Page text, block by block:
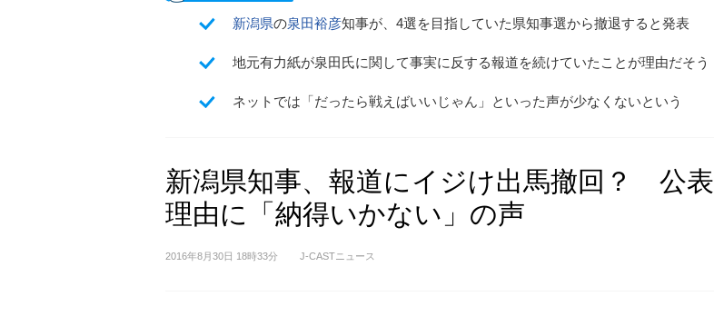
新潟県の泉田裕彦知事が、4選を目指していた県知事選から撤退すると発表
地元有力紙が泉田氏に関して事実に反する報道を続けていたことが理由だそう
ネットでは「だったら戦えばいいじゃん」といった声が少なくないという
新潟県知事、報道にイジけ出馬撤回？ 公表
理由に「納得いかない」の声
2016年8月30日 18時33分 J-CASTニュース